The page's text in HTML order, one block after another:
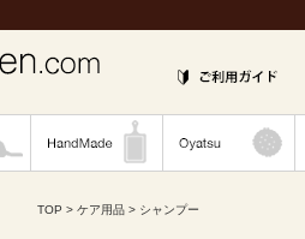
TOP > ケア用品 > シャンプー